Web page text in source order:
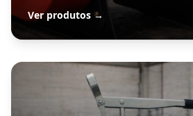
Ver produtos →